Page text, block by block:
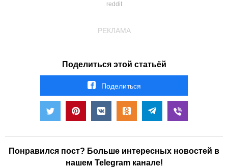
reddit
РЕКЛАМА
Поделиться этой статьёй
Поделиться
Понравился пост? Больше интересных новостей в
нашем Telegram канале!